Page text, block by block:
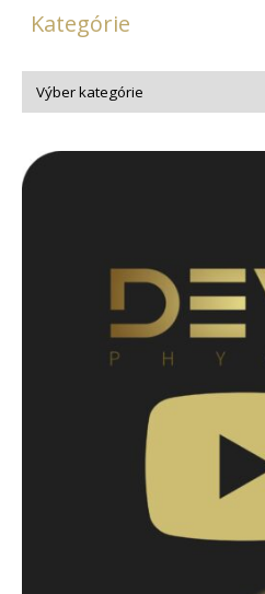
Kategórie